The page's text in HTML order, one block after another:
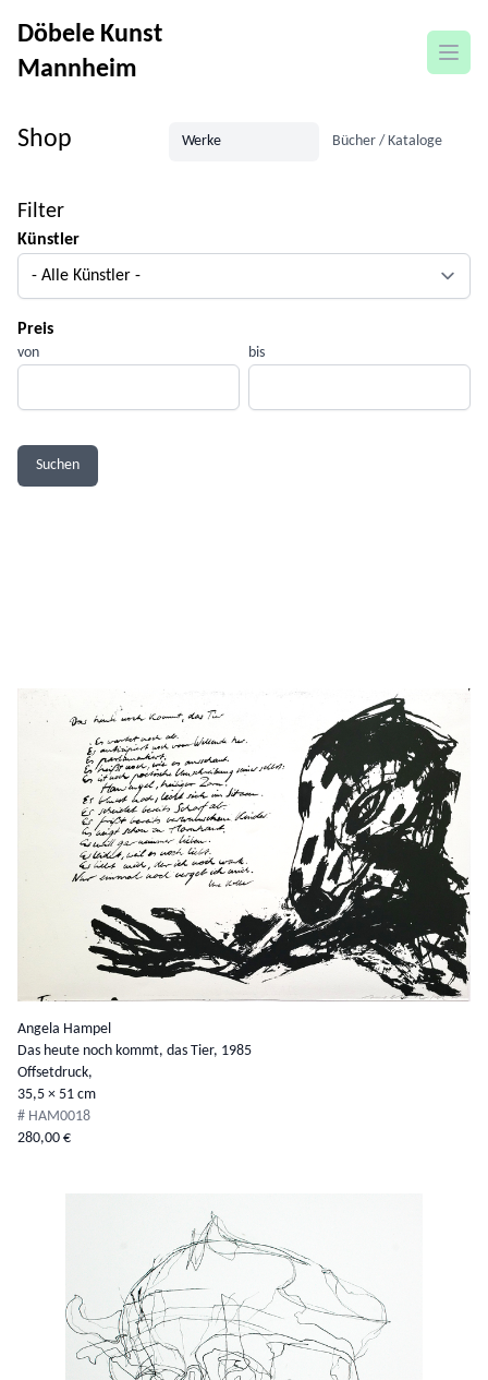
Döbele Kunst
Mannheim
Shop Werke Bücher / Kataloge
Filter
Künstler
Preis
von bis
Details anzeigen
Angela Hampel
Das heute noch kommt, das Tier, 1985
Offsetdruck,
35,5 × 51 cm
# HAM0018
280,00 €